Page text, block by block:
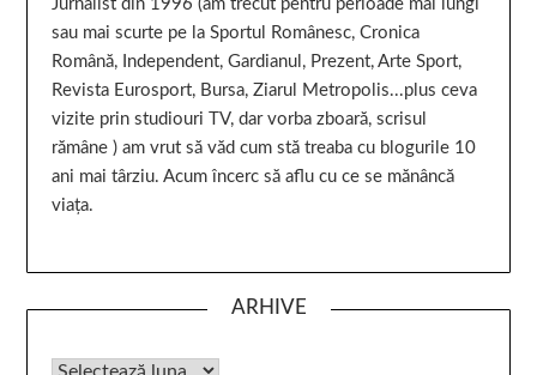
Jurnalist din 1996 (am trecut pentru perioade mai lungi
sau mai scurte pe la Sportul Românesc, Cronica
Română, Independent, Gardianul, Prezent, Arte Sport,
Revista Eurosport, Bursa, Ziarul Metropolis...plus ceva
vizite prin studiouri TV, dar vorba zboară, scrisul
rămâne ) am vrut să văd cum stă treaba cu blogurile 10
ani mai târziu. Acum încerc să aflu cu ce se mănâncă
viața.
ARHIVE